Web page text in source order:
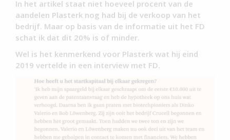
In het artikel staat niet hoeveel procent van de
aandelen Plasterk nog had bij de verkoop van het
bedrijf. Maar op basis van de informatie uit het FD
schat ik dat dit 20% is of minder.
Wel is het kenmerkend voor Plasterk wat hij eind
2019 vertelde in een interview met FD.